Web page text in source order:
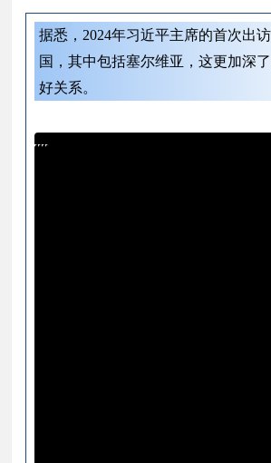
据悉，2024年习近平主席的首次出
国，其中包括塞尔维亚，这更加深
好关系。